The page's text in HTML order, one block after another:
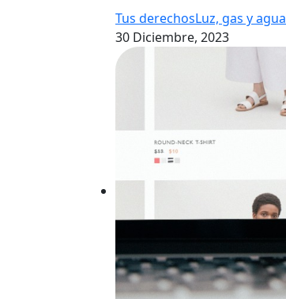
Tus derechosLuz, gas y agua
30 Diciembre, 2023